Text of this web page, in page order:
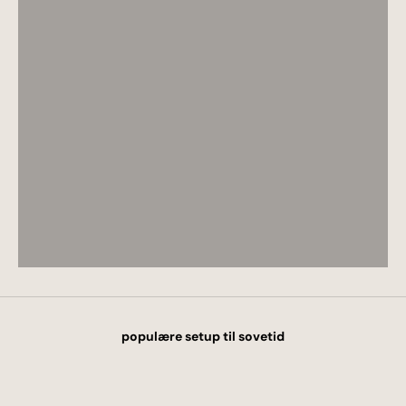
populære setup til sovetid